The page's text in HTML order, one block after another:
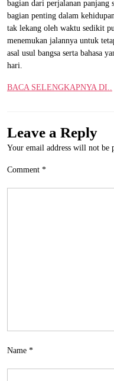
bagian dari perjalanan panjang
bagian penting dalam
tak lekang oleh waktu sedikit
menemukan jalannya untuk
asal usul bangsa serta bahasa
hari.
BACA SELENGKAPNYA DI..
Leave a Reply
Your email address will not be
Comment *
Name *